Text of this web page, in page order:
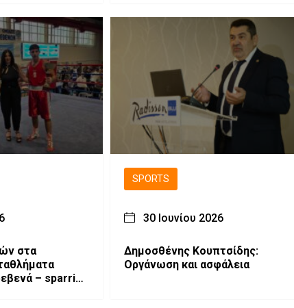
στα
– sparring
SPORTS
30 Ιουνίου 2026
Δημοσθένης Κουπτσίδης:
Οργάνωση και ασφάλεια